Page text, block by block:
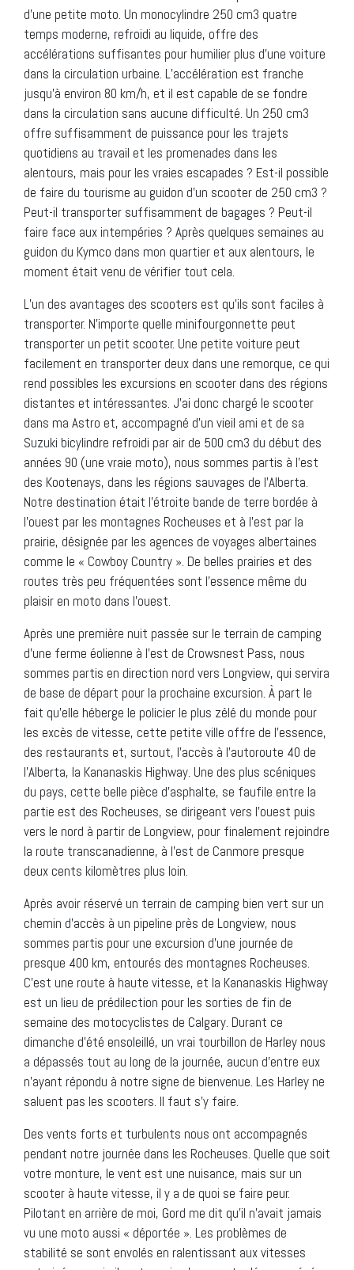
d’une petite moto. Un monocylindre 250 cm3 quatre
temps moderne, refroidi au liquide, offre des
accélérations suffisantes pour humilier plus d’une voiture
dans la circulation urbaine. L’accélération est franche
jusqu’à environ 80 km/h, et il est capable de se fondre
dans la circulation sans aucune difficulté. Un 250 cm3
offre suffisamment de puissance pour les trajets
quotidiens au travail et les promenades dans les
alentours, mais pour les vraies escapades ? Est-il possible
de faire du tourisme au guidon d’un scooter de 250 cm3 ?
Peut-il transporter suffisamment de bagages ? Peut-il
faire face aux intempéries ? Après quelques semaines au
guidon du Kymco dans mon quartier et aux alentours, le
moment était venu de vérifier tout cela.
L’un des avantages des scooters est qu’ils sont faciles à
transporter. N’importe quelle minifourgonnette peut
transporter un petit scooter. Une petite voiture peut
facilement en transporter deux dans une remorque, ce qui
rend possibles les excursions en scooter dans des régions
distantes et intéressantes. J’ai donc chargé le scooter
dans ma Astro et, accompagné d’un vieil ami et de sa
Suzuki bicylindre refroidi par air de 500 cm3 du début des
années 90 (une vraie moto), nous sommes partis à l’est
des Kootenays, dans les régions sauvages de l’Alberta.
Notre destination était l’étroite bande de terre bordée à
l’ouest par les montagnes Rocheuses et à l’est par la
prairie, désignée par les agences de voyages albertaines
comme le « Cowboy Country ». De belles prairies et des
routes très peu fréquentées sont l’essence même du
plaisir en moto dans l’ouest.
Après une première nuit passée sur le terrain de camping
d’une ferme éolienne à l’est de Crowsnest Pass, nous
sommes partis en direction nord vers Longview, qui servira
de base de départ pour la prochaine excursion. À part le
fait qu’elle héberge le policier le plus zélé du monde pour
les excès de vitesse, cette petite ville offre de l’essence,
des restaurants et, surtout, l’accès à l’autoroute 40 de
l’Alberta, la Kananaskis Highway. Une des plus scéniques
du pays, cette belle pièce d’asphalte, se faufile entre la
partie est des Rocheuses, se dirigeant vers l’ouest puis
vers le nord à partir de Longview, pour finalement rejoindre
la route transcanadienne, à l’est de Canmore presque
deux cents kilomètres plus loin.
Après avoir réservé un terrain de camping bien vert sur un
chemin d’accès à un pipeline près de Longview, nous
sommes partis pour une excursion d’une journée de
presque 400 km, entourés des montagnes Rocheuses.
C’est une route à haute vitesse, et la Kananaskis Highway
est un lieu de prédilection pour les sorties de fin de
semaine des motocyclistes de Calgary. Durant ce
dimanche d’été ensoleillé, un vrai tourbillon de Harley nous
a dépassés tout au long de la journée, aucun d’entre eux
n’ayant répondu à notre signe de bienvenue. Les Harley ne
saluent pas les scooters. Il faut s’y faire.
Des vents forts et turbulents nous ont accompagnés
pendant notre journée dans les Rocheuses. Quelle que soit
votre monture, le vent est une nuisance, mais sur un
scooter à haute vitesse, il y a de quoi se faire peur.
Pilotant en arrière de moi, Gord me dit qu’il n’avait jamais
vu une moto aussi « déportée ». Les problèmes de
stabilité se sont envolés en ralentissant aux vitesses